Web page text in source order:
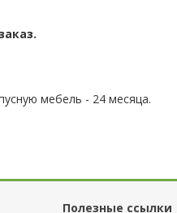
мебель - 24 месяца.
Полезные ссылки